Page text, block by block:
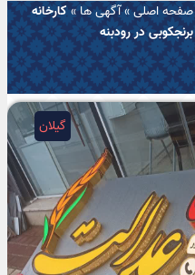
صفحه اصلی»آگهی ها»کارخانه
برنجکوبی در رودبنه
گیلان